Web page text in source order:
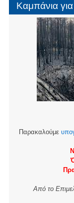
Καμπάνια για
Παρακαλούμε
Από το